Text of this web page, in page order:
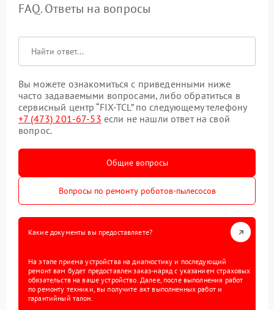
FAQ. Ответы на вопросы
Вы можете ознакомиться с приведенными ниже
часто задаваемыми вопросами, либо обратиться в
сервисный центр “FIX-TCL” по следующему телефону
+7 (473) 201-67-53 если не нашли ответ на свой
вопрос.
Общие вопросы
Вопросы по ремонту роботов-пылесосов
Какие документы вы предоставляете?
На этапе приема устройства на диагностику и последующий
ремонт вам будет предоставлен заказ-наряд с указанием страховых
обязательств на ваше устройство. Далее, после выполнения работ
по ремонту техники, вы получите акт выполненных работ и
гарантийный талон.